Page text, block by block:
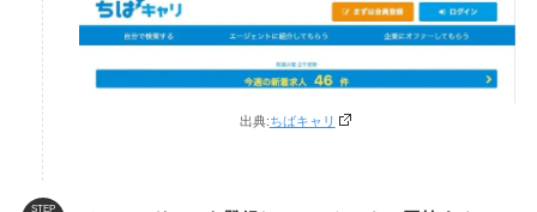
出典:ちばキャリ
STEP